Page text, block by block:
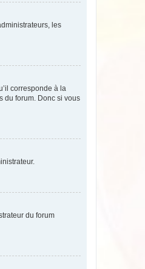
les
corresponde à la
du forum. Donc si vous
du forum